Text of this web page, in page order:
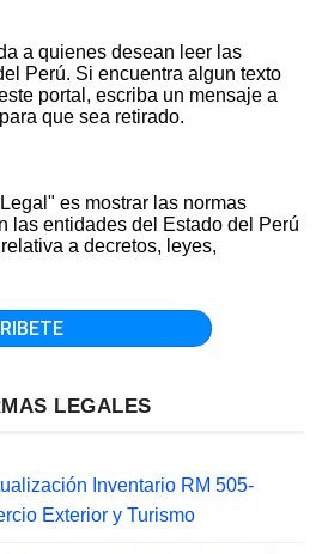
a quienes desean leer las
Perú. Si encuentra algun texto
portal, escriba un mensaje a
para que sea retirado.
es mostrar las normas
las entidades del Estado del Perú
a decretos, leyes,
LEGALES
Inventario RM 505-
Exterior y Turismo